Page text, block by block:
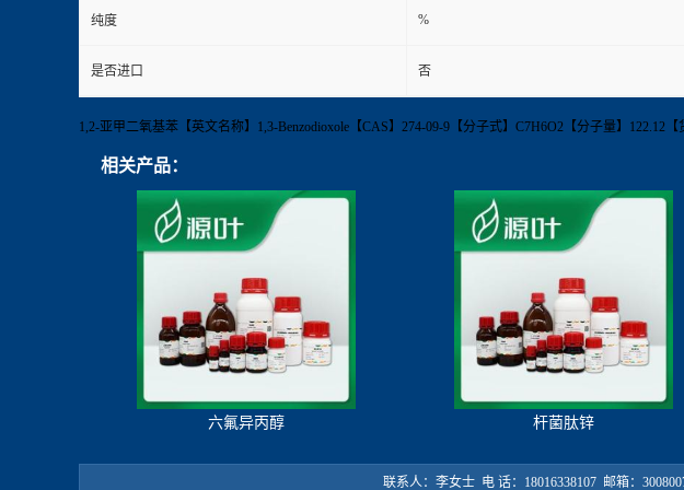
纯度 %
是否进口 否
1,2-亚甲二氧基苯【英文名称】1,3-Benzodioxole【CAS】274-09-9【分子式】C7H6O2【分子量】122.12
相关产品：
六氟异丙醇 杆菌肽锌
联系人：李女士 电 话：18016338107 邮箱：